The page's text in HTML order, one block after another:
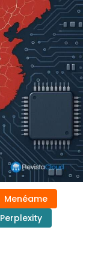
Menéame
Perplexity